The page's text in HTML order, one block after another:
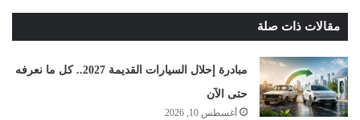
مقالات ذات صلة
مبادرة إحلال السيارات القديمة 2027.. كل ما نعرفه
حتى الآن
أغسطس 10, 2026